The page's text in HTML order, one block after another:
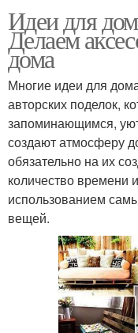
Идеи для
Делаем
дома
Многие идеи для
авторских поделок,
запоминающимся,
создают атмосферу
обязательно на их
количество времени
использованием
вещей.